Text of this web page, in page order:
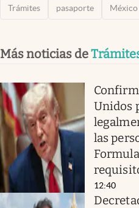
Trámites pasaporte México
Más noticias de
Unidos
las
12:40